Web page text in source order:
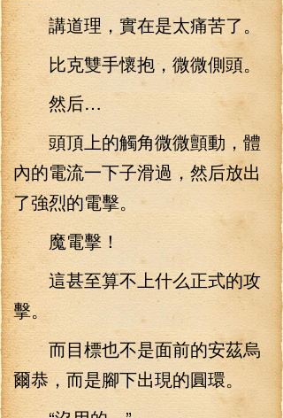
講道理，實在是太痛苦了。
比克雙手懷抱，微微側頭。
然后…
頭頂上的觸角微微顫動，體
內的電流一下子滑過，然后放出
了強烈的電擊。
魔電擊！
這甚至算不上什么正式的攻
擊。
而目標也不是面前的安茲烏
爾恭，而是腳下出現的圓環。